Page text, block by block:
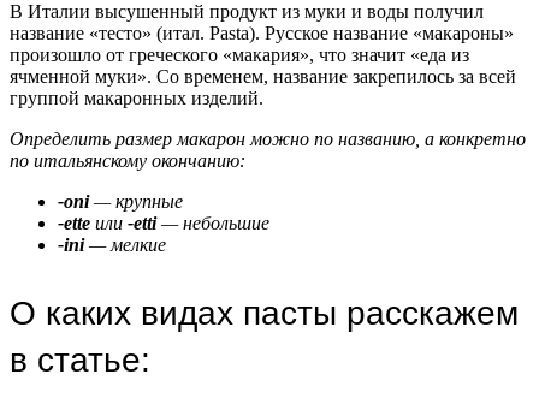
В Италии высушенный продукт из муки и воды получил
название «тесто» (итал. Pasta). Русское название «макароны»
произошло от греческого «макария», что значит «еда из
ячменной муки». Со временем, название закрепилось за всей
группой макаронных изделий.
Определить размер макарон можно по названию, а конкретно
по итальянскому окончанию:
-oni— крупные
-ette или -etti— небольшие
-ini— мелкие
О каких видах пасты расскажем
в статье: